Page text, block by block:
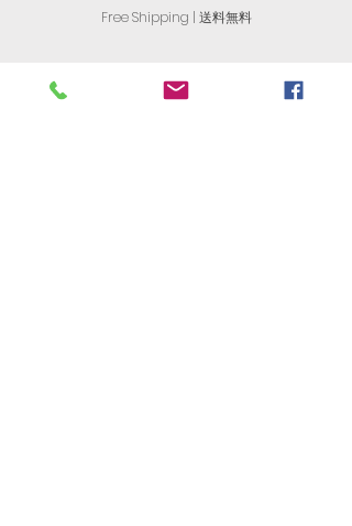
Free Shipping | 送料無料